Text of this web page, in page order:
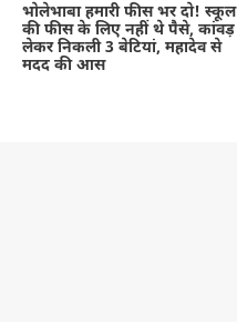
भोलेभाबा हमारी फीस भर दो! स्कूल
की फीस के लिए नहीं थे पैसे, कांवड़
लेकर निकली 3 बेटियां, महादेव से
मदद की आस